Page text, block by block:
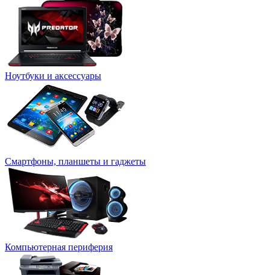
Ноутбуки и аксессуары
Смартфоны, планшеты и гаджеты
Компьютерная периферия